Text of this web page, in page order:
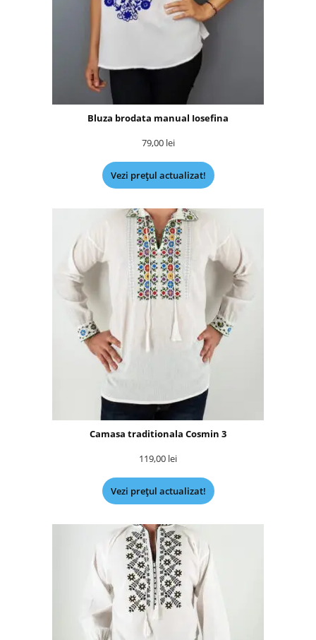
Bluza brodata manual Iosefina
79,00 lei
Vezi prețul actualizat!
Camasa traditionala Cosmin 3
119,00 lei
Vezi prețul actualizat!